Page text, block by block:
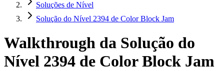
Soluções de Nível
Solução do Nível 2394 de Color Block Jam
Walkthrough da Solução do
Nível 2394 de Color Block Jam